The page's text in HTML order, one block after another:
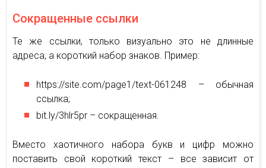
Сокращенные ссылки
Те же ссылки, только визуально это не длинные
адреса, а короткий набор знаков. Пример:
https://site.com/page1/text-061248 – обычная
ссылка;
bit.ly/3hlr5pr – сокращенная.
Вместо хаотичного набора букв и цифр можно
поставить свой короткий текст – все зависит от